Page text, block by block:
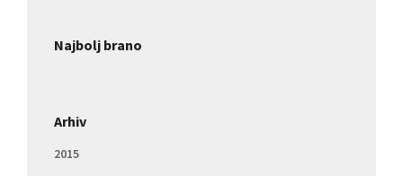
Najbolj brano
Arhiv
2015